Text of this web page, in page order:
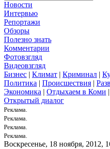
Новости
Интервью
Репортажи
Обзоры
Полезно знать
Комментарии
Фотовзгляд
Видеовзгляд
Бизнес | Климат | Криминал |
Политика | Происшествия |
Экономика | Отдыхаем в Коми |
Открытый диалог
Реклама.
Реклама.
Реклама.
Реклама.
Воскресенье, 18 ноября, 2012,